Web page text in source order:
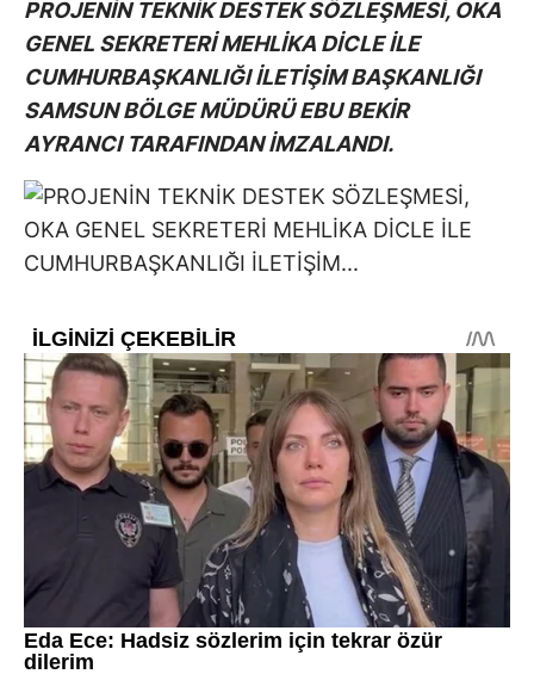
PROJENİN TEKNİK DESTEK SÖZLEŞMESİ, OKA
GENEL SEKRETERİ MEHLİKA DİCLE İLE
CUMHURBAŞKANLIĞI İLETİŞİM BAŞKANLIĞI
SAMSUN BÖLGE MÜDÜRÜ EBU BEKİR
AYRANCI TARAFINDAN İMZALANDI.